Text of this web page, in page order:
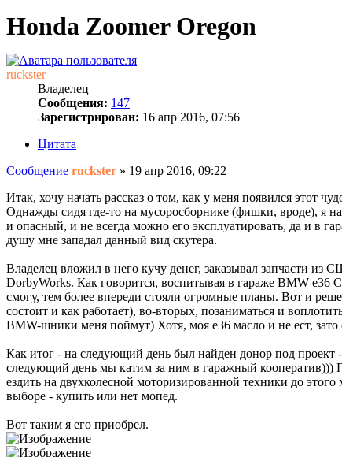
Honda Zoomer Oregon
ruckster
Владелец
Сообщения: 147
Зарегистрирован: 16 апр 2016, 07:56
Цитата
Сообщение ruckster » 19 апр 2016, 09:22
Итак, хочу начать рассказ о том, как у меня появился этот
Однажды сидя где-то на мусоросборнике (фишки, вроде), я
и опасный, и не всегда можно его эксплуатировать, да и в
душу мне западал данный вид скутера.
Владелец вложил в него кучу денег, заказывал запчасти
DorbyWorks. Как говорится, воспитывая в гараже BMW e36
смогу, тем более впереди стояли огромные планы. Вот и
состоит и как работает), во-вторых, позаниматься и
BMW-шники меня поймут) Хотя, моя e36 масло и не ест, зато
Как итог - на следующий день был найден донор под
следующий день мы катим за ним в гаражный кооператив)))
ездить на двухколесной моторизированной техники до
выборе - купить или нет мопед.
Вот таким я его приобрел.